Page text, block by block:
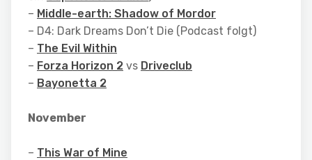
– Middle-earth: Shadow of Mordor
– D4: Dark Dreams Don’t Die (Podcast folgt)
– The Evil Within
– Forza Horizon 2 vs Driveclub
– Bayonetta 2
November
– This War of Mine